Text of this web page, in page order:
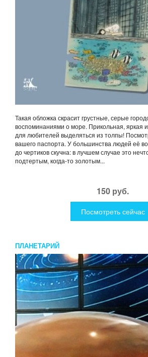
Такая обложка скрасит грустные, серые
воспоминаниями о море. Прикольная, яркая
для любителей выделяться из толпы!
вашего паспорта. У большинства людей её
до чертиков скучна: в лучшем случае это
подтертым, когда-то золотым...
150 руб.
Посмотреть сейчас
ПЛАНЕТАРИЙ